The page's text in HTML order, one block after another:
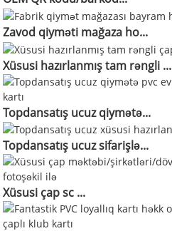
Zavod qiyməti mağaza ho...
Xüsusi hazırlanmış tam rəngli ...
Topdansatış ucuz qiymətə...
Topdansatış ucuz sifarişlə...
Xüsusi çap sc ...